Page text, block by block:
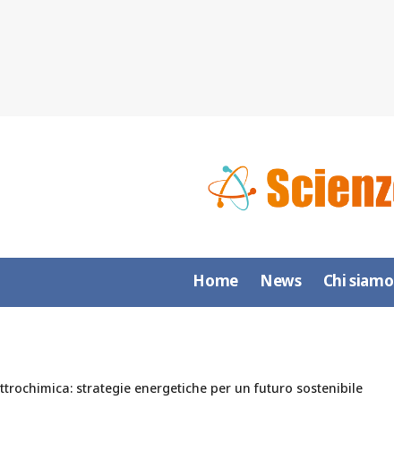
Home News Chi siamo
strategie energetiche per un futuro sostenibile